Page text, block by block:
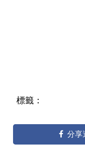
標籤：
分享